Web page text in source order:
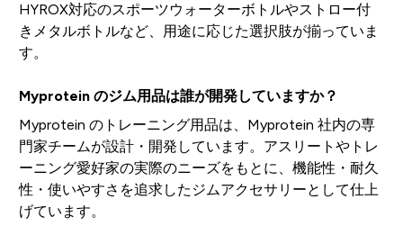
HYROX対応のスポーツウォーターボトルやストロー付
きメタルボトルなど、用途に応じた選択肢が揃っていま
す。
Myprotein のジム用品は誰が開発していますか？
Myprotein のトレーニング用品は、Myprotein 社内の専
門家チームが設計・開発しています。アスリートやトレ
ーニング愛好家の実際のニーズをもとに、機能性・耐久
性・使いやすさを追求したジムアクセサリーとして仕上
げています。